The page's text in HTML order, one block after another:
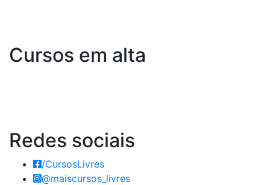
Cursos em alta
Redes sociais
/CursosLivres
@maiscursos_livres